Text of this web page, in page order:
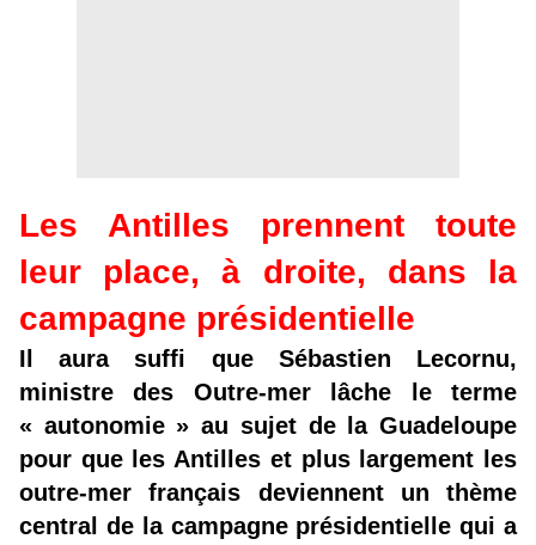
Les Antilles prennent toute
leur place, à droite, dans la
campagne présidentielle
Il aura suffi que Sébastien Lecornu,
ministre des Outre-mer lâche le terme
« autonomie » au sujet de la Guadeloupe
pour que les Antilles et plus largement les
outre-mer français deviennent un thème
central de la campagne présidentielle qui a